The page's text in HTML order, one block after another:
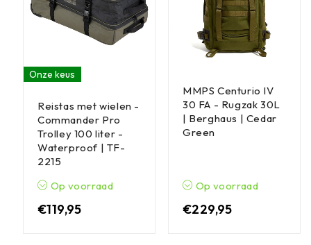
Onze keus
Reistas met wielen -
Commander Pro
Trolley 100 liter -
Waterproof | TF-
2215
Op voorraad
€119,95
MMPS Centurio IV
30 FA - Rugzak 30L
| Berghaus | Cedar
Green
Op voorraad
€229,95